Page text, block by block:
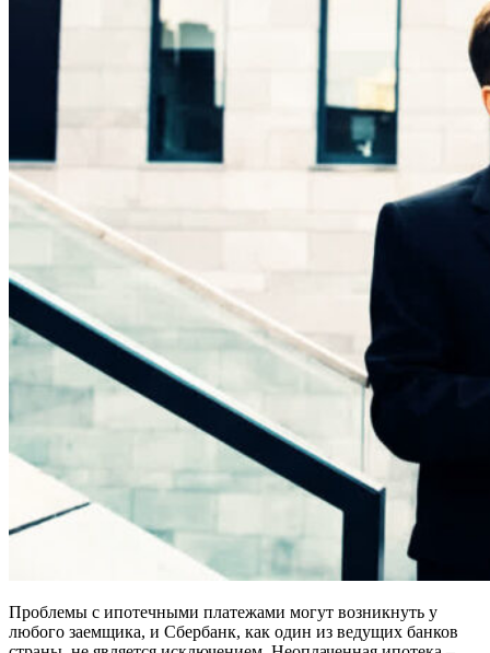
Проблемы с ипотечными платежами могут возникнуть у
любого заемщика, и Сбербанк, как один из ведущих банков